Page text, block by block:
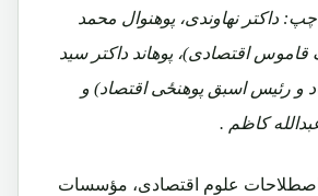
داکتر نهاوندی، پوهنوال محمد
اقتصادی)، پوهاند داکتر سید
رئیس اسبق پوهنځی اقتصاد) و
کاظم .
اصطلاحات علوم اقتصادی، مؤسسات